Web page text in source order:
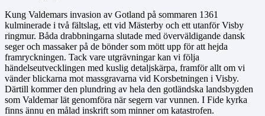
Kung Valdemars invasion av Gotland på sommaren 1361
kulminerade i två fältslag, ett vid Mästerby och ett utanför Visby
ringmur. Båda drabbningarna slutade med överväldigande dansk
seger och massaker på de bönder som mött upp för att hejda
framryckningen. Tack vare utgrävningar kan vi följa
händelseutvecklingen med kuslig detaljskärpa, framför allt om vi
vänder blickarna mot massgravarna vid Korsbetningen i Visby.
Därtill kommer den plundring av hela den gotländska landsbygden
som Valdemar lät genomföra när segern var vunnen. I Fide kyrka
finns ännu en målad inskrift som minner om katastrofen.